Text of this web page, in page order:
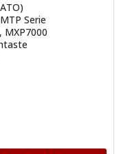
Serie
MXP7000